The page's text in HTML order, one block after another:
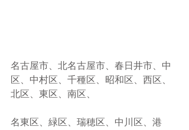
名古屋市、北名古屋市、春日井市、中
区、中村区、千種区、昭和区、西区、
北区、東区、南区、
名東区、緑区、瑞穂区、中川区、港